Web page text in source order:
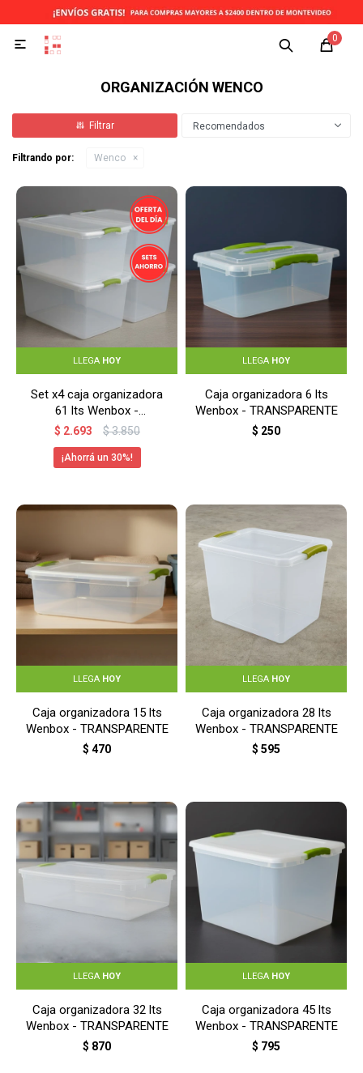
0

ORGANIZACIÓN WENCO
Recomendados
Filtrando por: Wenco
LLEGA HOY
Set x4 caja organizadora
61 lts Wenbox -
TRANSPARENTE
$ 2.693 $3.850
30
LLEGA HOY
Caja organizadora 6 lts
Wenbox - TRANSPARENTE
$ 250
LLEGA HOY
Caja organizadora 15 lts
Wenbox - TRANSPARENTE
$ 470
LLEGA HOY
Caja organizadora 28 lts
Wenbox - TRANSPARENTE
$ 595
LLEGA HOY
Caja organizadora 32 lts
Wenbox - TRANSPARENTE
$ 870
LLEGA HOY
Caja organizadora 45 lts
Wenbox - TRANSPARENTE
$ 795